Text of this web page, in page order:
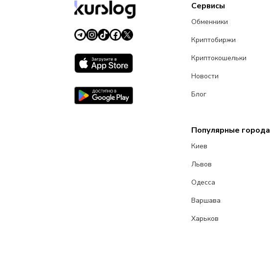
Сервисы
Обменники
Криптобиржи
Криптокошельки
Новости
Блог
Популярные города
Киев
Львов
Одесса
Варшава
Харьков